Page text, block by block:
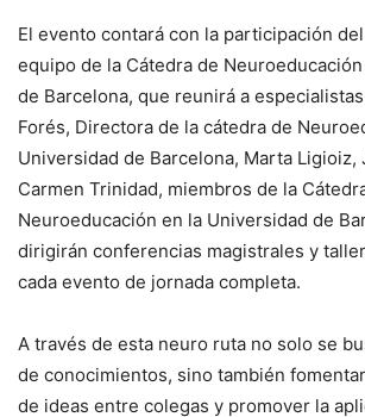
El evento contará con la participación
equipo de la Cátedra de
de Barcelona, que reunirá a
Forés, Directora de la cátedra de
Universidad de Barcelona, Marta Ligioiz,
Carmen Trinidad, miembros de la
Neuroeducación en la Universidad de
dirigirán conferencias magistrales y
cada evento de jornada completa.
A través de esta neuro ruta no solo se
de conocimientos, sino también
de ideas entre colegas y promover la